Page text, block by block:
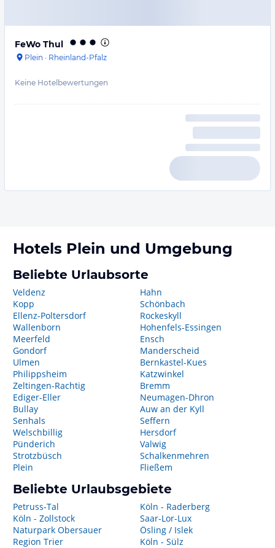
FeWo Thul
Plein · Rheinland-Pfalz
Keine Hotelbewertungen
Hotels Plein und Umgebung
Beliebte Urlaubsorte
Veldenz
Kopp
Ellenz-Poltersdorf
Wallenborn
Meerfeld
Gondorf
Ulmen
Philippsheim
Zeltingen-Rachtig
Ediger-Eller
Bullay
Senhals
Welschbillig
Pünderich
Strotzbüsch
Plein
Hahn
Schönbach
Rockeskyll
Hohenfels-Essingen
Ensch
Manderscheid
Bernkastel-Kues
Katzwinkel
Bremm
Neumagen-Dhron
Auw an der Kyll
Seffern
Hersdorf
Valwig
Schalkenmehren
Fließem
Beliebte Urlaubsgebiete
Petruss-Tal
Köln - Zollstock
Naturpark Obersauer
Region Trier
Köln - Raderberg
Saar-Lor-Lux
Ösling / Islek
Köln - Sülz